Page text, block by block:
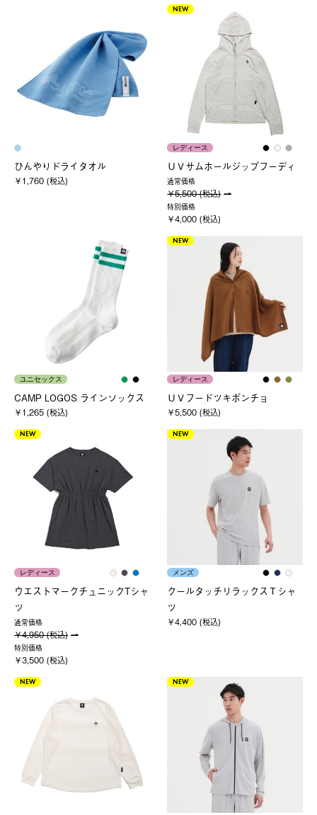
ひんやりドライタオル
￥1,760 (税込)
NEW
レディース
ＵＶサムホールジップフーディ
通常価格
￥5,500 (税込)
特別価格
￥4,000 (税込)
ユニセックス
CAMP LOGOS ラインソックス
￥1,265 (税込)
NEW
レディース
ＵＶフードツキポンチョ
￥5,500 (税込)
NEW
レディース
ウエストマークチュニックTシャ
ツ
通常価格
￥4,950 (税込)
特別価格
￥3,500 (税込)
NEW
メンズ
クールタッチリラックスＴシャ
ツ
￥4,400 (税込)
NEW NEW